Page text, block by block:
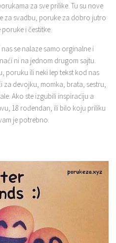
za sve prilike. Tu su nove
za svadbu, poruke za dobro jutro
i čestitke.
se nalaze samo orginalne i
ni na jednom drugom sajtu.
poruku ili neki lep tekst kod nas
za devojku, momka, brata, sestru,
Ako ste izgubili inspiraciju a
18 rođendan, ili bilo koju priliku
je potrebno.